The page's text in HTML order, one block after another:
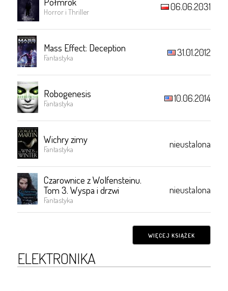
Horror i Thriller 06.06.2031
Mass Effect: Deception
Fantastyka 31.01.2012
Robogenesis
Fantastyka 10.06.2014
Wichry zimy
Fantastyka nieustalona
Czarownice z Wolfensteinu.
Tom 3. Wyspa i drzwi
Fantastyka
nieustalona
WIĘCEJ KSIĄŻEK
ELEKTRONIKA